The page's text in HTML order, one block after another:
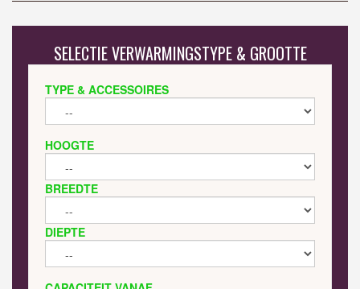
SELECTIE VERWARMINGSTYPE & GROOTTE
TYPE & ACCESSOIRES
HOOGTE
BREEDTE
DIEPTE